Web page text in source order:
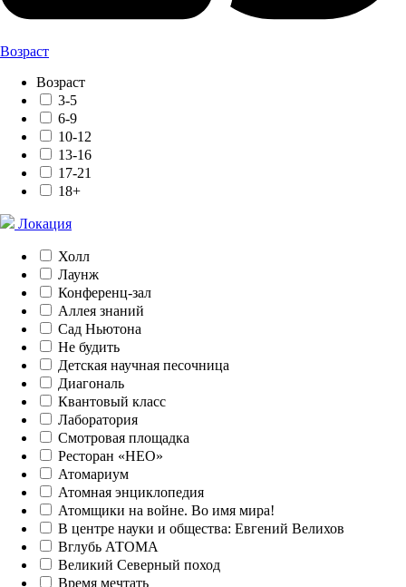
Возраст
Возраст
3-5
6-9
10-12
13-16
17-21
18+
Локация
Холл
Лаунж
Конференц-зал
Аллея знаний
Сад Ньютона
Не будить
Детская научная песочница
Диагональ
Квантовый класс
Лаборатория
Смотровая площадка
Ресторан «НЕО»
Атомариум
Атомная энциклопедия
Атомщики на войне. Во имя мира!
В центре науки и общества: Евгений Велихов
Вглубь АТОМА
Великий Северный поход
Время мечтать